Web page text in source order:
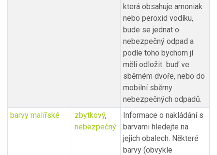
která obsahuje amoniak
nebo peroxid vodíku,
bude se jednat o
nebezpečný odpad a
podle toho bychom jí
měli odložit buď ve
sběrném dvoře, nebo do
mobilní sběrny
nebezpečných odpadů.
barvy malířské
zbytkový,
nebezpečný
Informace o nakládání s
barvami hledejte na
jejich obalech. Některé
barvy (obvykle